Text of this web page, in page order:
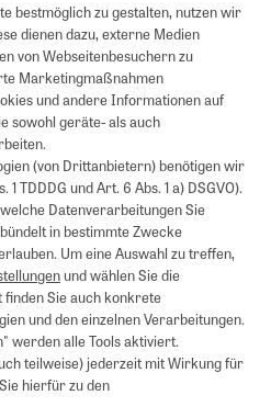
bestmöglich zu gestalten, nutzen wir
dienen dazu, externe Medien
von Webseitenbesuchern zu
Marketingmaßnahmen
und andere Informationen auf
sowohl geräte- als auch
(von Drittanbietern) benötigen wir
TDDDG und Art. 6 Abs. 1 a) DSGVO).
Datenverarbeitungen Sie
in bestimmte Zwecke
Um eine Auswahl zu treffen,
und wählen Sie die
Sie auch konkrete
und den einzelnen Verarbeitungen.
werden alle Tools aktiviert.
teilweise) jederzeit mit Wirkung für
hierfür zu den